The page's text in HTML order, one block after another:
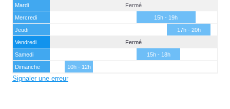
Mardi
Fermé
Mercredi
15h - 19h
Jeudi
17h - 20h
Vendredi
Fermé
Samedi
15h - 18h
Dimanche
10h - 12h
Signaler une erreur